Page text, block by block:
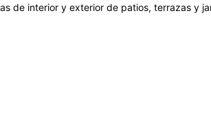
de interior y exterior de patios, terrazas y